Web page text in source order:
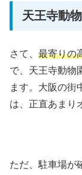
天王寺動
さて、 最寄りの
で、天王寺動物
ます。大阪の街
は、正直あまり
ただ、駐車場が